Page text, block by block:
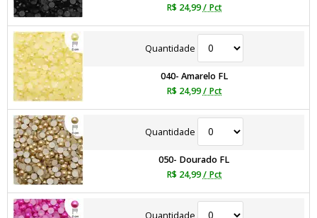
R$ 24,99 / Pct
Quantidade
040- Amarelo FL
R$ 24,99 / Pct
Quantidade
050- Dourado FL
R$ 24,99 / Pct
Quantidade